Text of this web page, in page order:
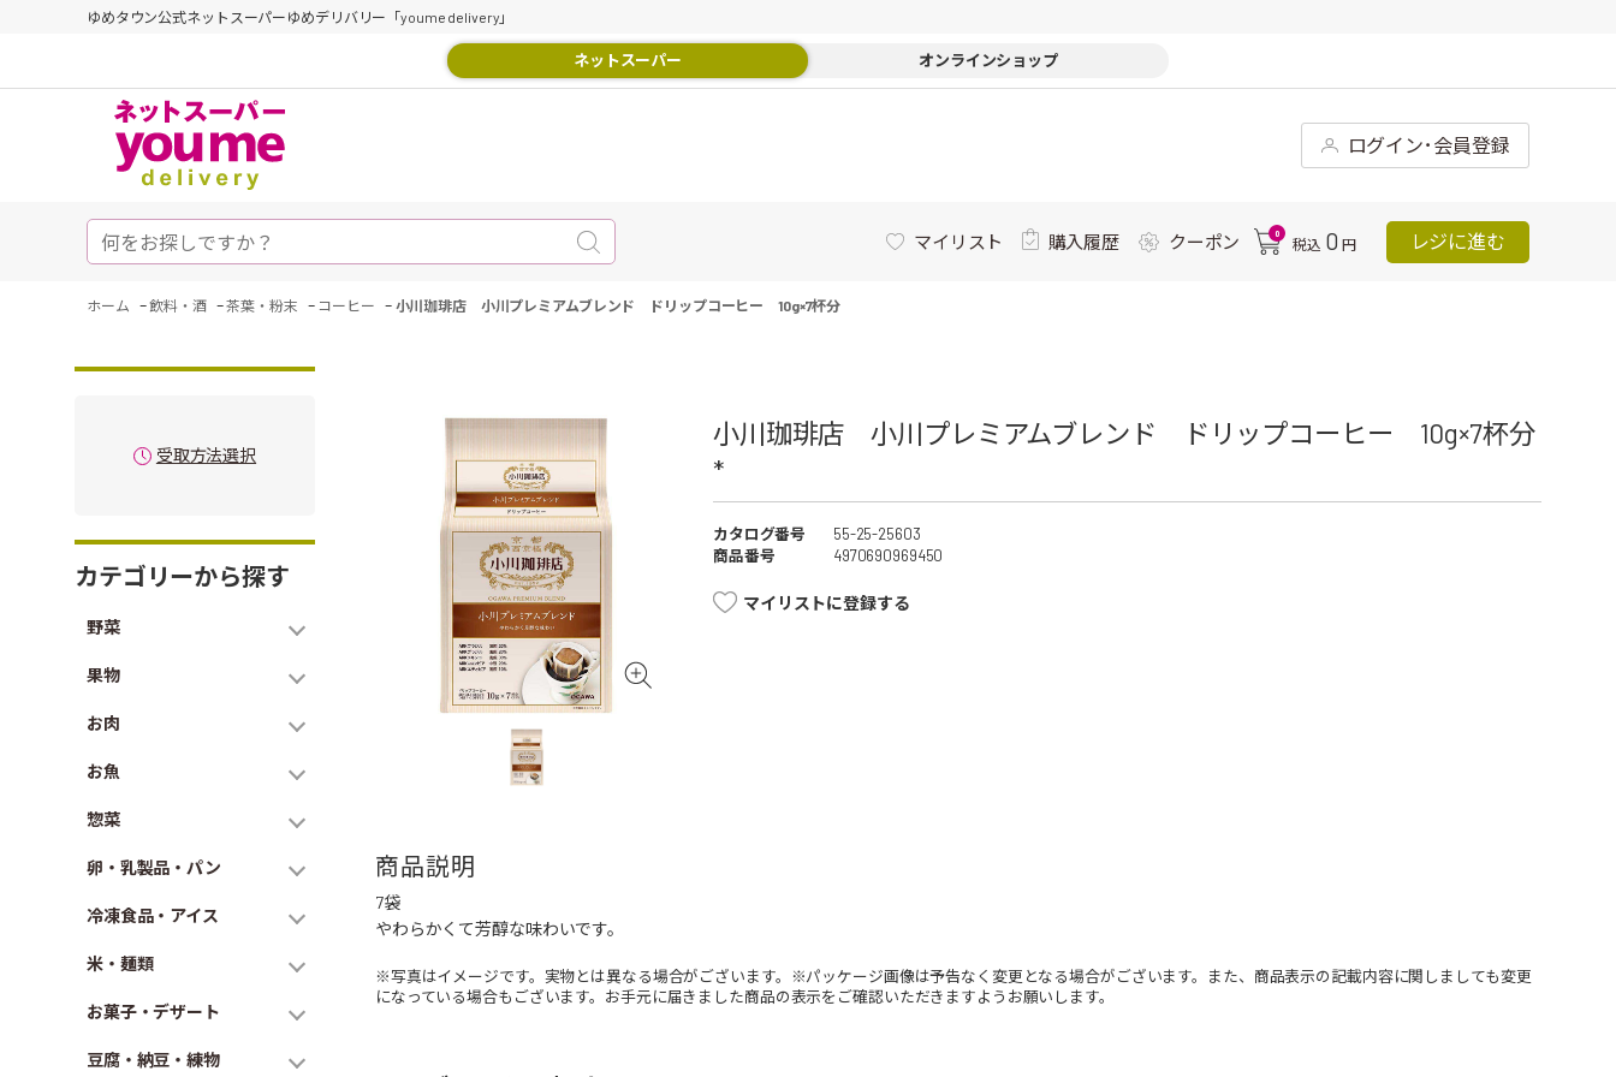
ゆめタウン公式ネットスーパーゆめデリバリー「youme delivery」
ネットスーパー オンラインショップ
ログイン･会員登録
マイリスト 購入履歴 クーポン 0
税込 0 円 レジに進む
ホーム -飲料・酒 -茶葉・粉末 - コーヒー - 小川珈琲店 小川プレミアムブレンド ドリップコーヒー 10g×7杯分
受取方法選択
カテゴリーから探す
野菜
果物
お肉
お魚
惣菜
卵・乳製品・パン
冷凍食品・アイス
米・麺類
お菓子・デザート
豆腐・納豆・練物
小川珈琲店 小川プレミアムブレンド ドリップコーヒー 10g×7杯分
*
カタログ番号
55-25-25603
商品番号
4970690969450
マイリストに登録する
商品説明
7袋
やわらかくて芳醇な味わいです。
※写真はイメージです。実物とは異なる場合がございます。※パッケージ画像は予告なく変更となる場合がございます。また、商品表示の記載内容に関しましても変更
になっている場合もございます。お手元に届きました商品の表示をご確認いただきますようお願いします。